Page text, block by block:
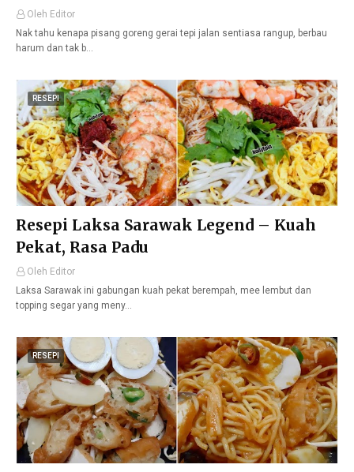
Oleh Editor
Nak tahu kenapa pisang goreng gerai tepi jalan sentiasa rangup, berbau
harum dan tak b…
RESEPI
Resepi Laksa Sarawak Legend – Kuah
Pekat, Rasa Padu
Oleh Editor
Laksa Sarawak ini gabungan kuah pekat berempah, mee lembut dan
topping segar yang meny…
RESEPI